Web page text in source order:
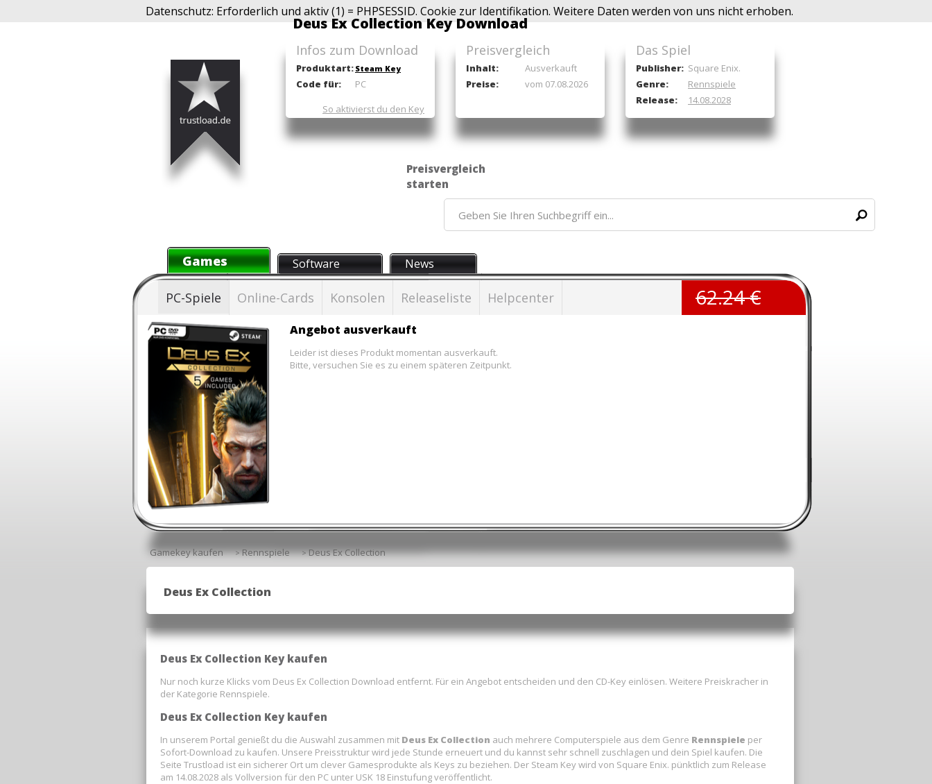
Datenschutz: Erforderlich und aktiv (1) = PHPSESSID. Cookie zur Identifikation. Weitere Daten werden von uns nicht erhoben.
Deus Ex Collection Key Download
Infos zum Download
Produktart: Steam Key
Code für:
PC
So aktivierst du den Key
Preisvergleich
Inhalt:
Ausverkauft
Preise:
vom 07.08.2026
Das Spiel
Publisher: Square Enix.
Genre:
Rennspiele
Release:
14.08.2028
Preisvergleich
starten
Games Software News
PC-Spiele Online-Cards Konsolen Releaseliste Helpcenter 62.24 €
Angebot ausverkauft
Leider ist dieses Produkt momentan ausverkauft.
Bitte, versuchen Sie es zu einem späteren Zeitpunkt.
Gamekey kaufen >Rennspiele >Deus Ex Collection
Deus Ex Collection
Deus Ex Collection Key kaufen
Nur noch kurze Klicks vom Deus Ex Collection Download entfernt. Für ein Angebot entscheiden und den CD-Key einlösen. Weitere Preiskracher in
der Kategorie Rennspiele.
Deus Ex Collection Key kaufen
In unserem Portal genießt du die Auswahl zusammen mit Deus Ex Collection auch mehrere Computerspiele aus dem Genre Rennspiele per
Sofort-Download zu kaufen. Unsere Preisstruktur wird jede Stunde erneuert und du kannst sehr schnell zuschlagen und dein Spiel kaufen. Die
Seite Trustload ist ein sicherer Ort um clever Gamesprodukte als Keys zu beziehen. Der Steam Key wird von Square Enix. pünktlich zum Release
am 14.08.2028 als Vollversion für den PC unter USK 18 Einstufung veröffentlicht.